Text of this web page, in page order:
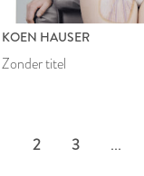
KOEN HAUSER
Zonder titel
2 3 ...